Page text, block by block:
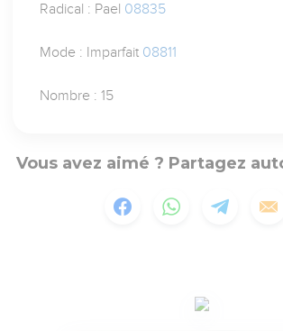
Radical : Pael 08835
Mode : Imparfait 08811
Nombre : 15
Vous avez aimé ? Partagez